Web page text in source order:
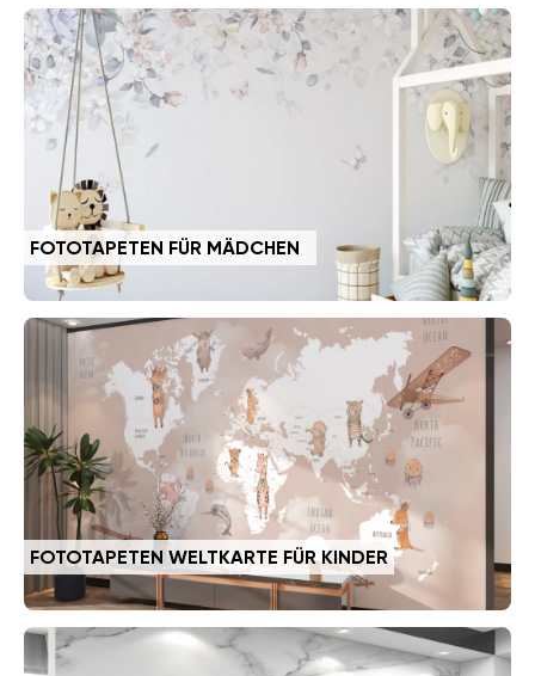
FOTOTAPETEN FÜR MÄDCHEN
FOTOTAPETEN WELTKARTE FÜR KINDER